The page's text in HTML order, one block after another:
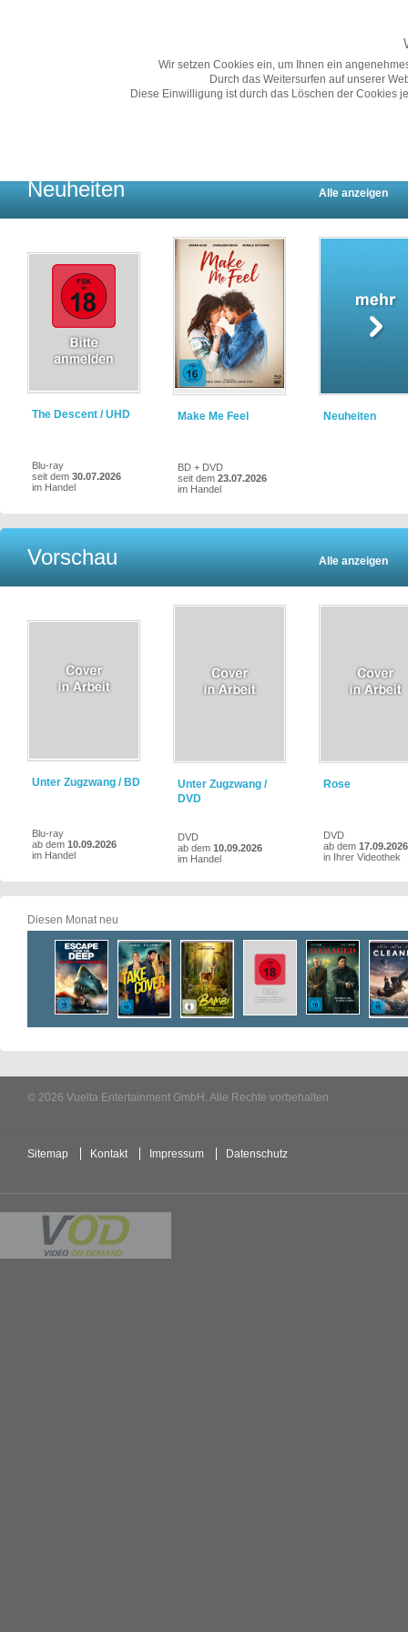
Neuheiten Alle anzeigen
The Descent / UHD
Blu-ray
seit dem 30.07.2026
im Handel
Make Me Feel
BD + DVD
seit dem 23.07.2026
im Handel
Neuheiten
Vorschau Alle anzeigen
Unter Zugzwang / BD
Blu-ray
ab dem 10.09.2026
im Handel
Unter Zugzwang /
DVD
DVD
ab dem 10.09.2026
im Handel
Rose
DVD
ab dem 17.09.2026
in Ihrer Videothek
Diesen Monat neu
© 2026 Vuelta Entertainment GmbH. Alle Rechte vorbehalten.
Sitemap Kontakt Impressum Datenschutz
Wir setzen Cookies ein, um Ihnen ein
Durch das Weitersurfen auf unserer
Diese Einwilligung ist durch das Löschen der Cookies